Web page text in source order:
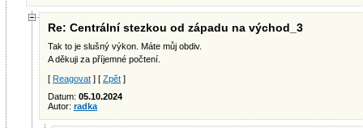
Re: Centrální stezkou od západu na východ_3
Tak to je slušný výkon. Máte můj obdiv.
A děkuji za příjemné počtení.
[ Reagovat ] [ Zpět ]
Datum: 05.10.2024
Autor: radka